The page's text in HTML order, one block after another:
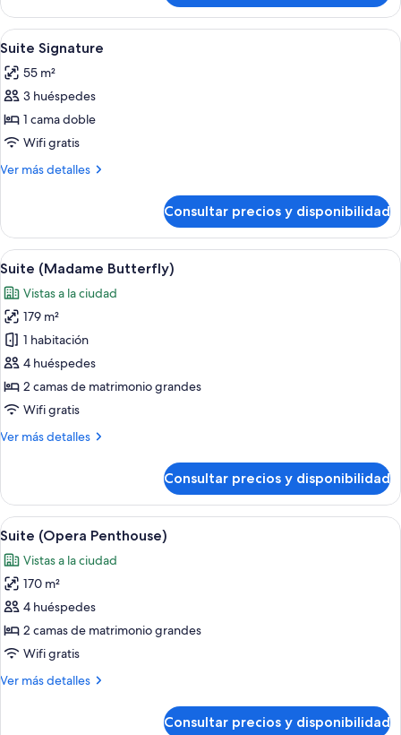
Deluxe
Abrir
todas
las
fotos
de
Suite
Signature
Un baño lujoso con piso a cuadros
7
Suite Signature
55 m²
3 huéspedes
1 cama doble
Wifi gratis
Ver más detalles
Más
Signature
Consultar precios y disponibilidad
Abrir
todas
las
fotos
de
Suite
(Madame
Butterfly)
Un salón amplio con una mesa de
8
Suite (Madame Butterfly)
Vistas a la ciudad
179 m²
1 habitación
4 huéspedes
2 camas de matrimonio grandes
Wifi gratis
Ver más detalles
Más
(Madame
Butterfly)
Consultar precios y disponibilidad
Abrir
todas
las
fotos
de
Suite
(Opera
Ropa de cama hipoalergénica y
5
Suite (Opera Penthouse)
Vistas a la ciudad
170 m²
4 huéspedes
2 camas de matrimonio grandes
Wifi gratis
Ver más detalles
Más
Consultar precios y disponibilidad